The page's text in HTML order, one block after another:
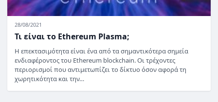
28/08/2021
Τι είναι το Ethereum Plasma;
Η επεκτασιμότητα είναι ένα από τα σημαντικότερα σημεία
ενδιαφέροντος του Ethereum blockchain. Οι τρέχοντες
περιορισμοί που αντιμετωπίζει το δίκτυο όσον αφορά τη
χωρητικότητα και την…